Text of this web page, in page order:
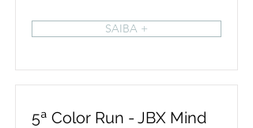
SAIBA +
5ª Color Run - JBX Mind